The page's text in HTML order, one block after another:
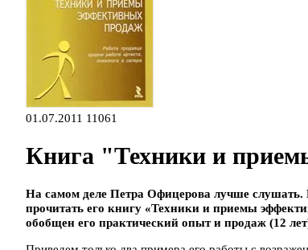
01.07.2011 11061
Книга "Техники и
На самом деле Петра Офицерова лучше
прочитать его книгу «Техники и приемы
обобщен его практический опыт и продаж (12